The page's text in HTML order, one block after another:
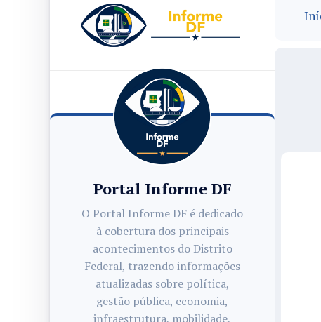
Portal Informe DF
O Portal Informe DF é dedicado
à cobertura dos principais
acontecimentos do Distrito
Federal, trazendo informações
atualizadas sobre política,
gestão pública, economia,
infraestrutura, mobilidade,